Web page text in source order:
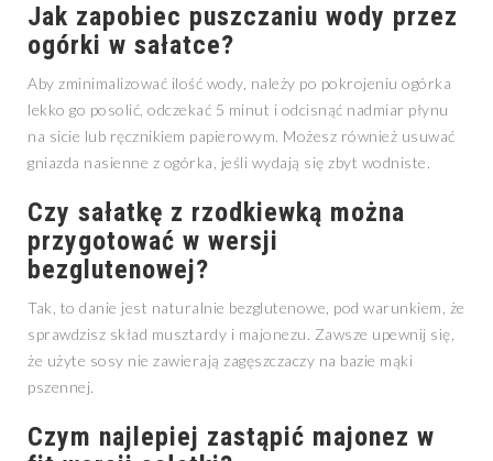
Jak zapobiec puszczaniu wody przez
ogórki w sałatce?
Aby zminimalizować ilość wody, należy po pokrojeniu ogórka
lekko go posolić, odczekać 5 minut i odcisnąć nadmiar płynu
na sicie lub ręcznikiem papierowym. Możesz również usuwać
gniazda nasienne z ogórka, jeśli wydają się zbyt wodniste.
Czy sałatkę z rzodkiewką można
przygotować w wersji
bezglutenowej?
Tak, to danie jest naturalnie bezglutenowe, pod warunkiem, że
sprawdzisz skład musztardy i majonezu. Zawsze upewnij się,
że użyte sosy nie zawierają zagęszczaczy na bazie mąki
pszennej.
Czym najlepiej zastąpić majonez w